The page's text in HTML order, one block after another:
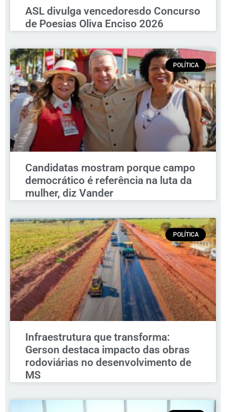
ASL divulga vencedoresdo Concurso
de Poesias Oliva Enciso 2026
POLÍTICA
Candidatas mostram porque campo
democrático é referência na luta da
mulher, diz Vander
POLÍTICA
Infraestrutura que transforma:
Gerson destaca impacto das obras
rodoviárias no desenvolvimento de
MS